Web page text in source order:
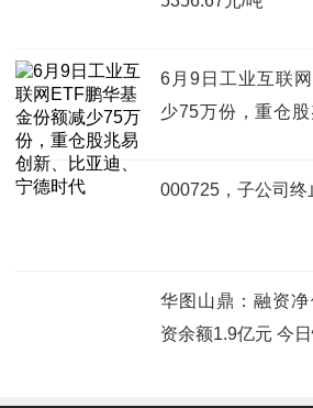
6月9日工业互联
少75万份，重仓股
000725，子公司终
华图山鼎：融资
资余额1.9亿元 今